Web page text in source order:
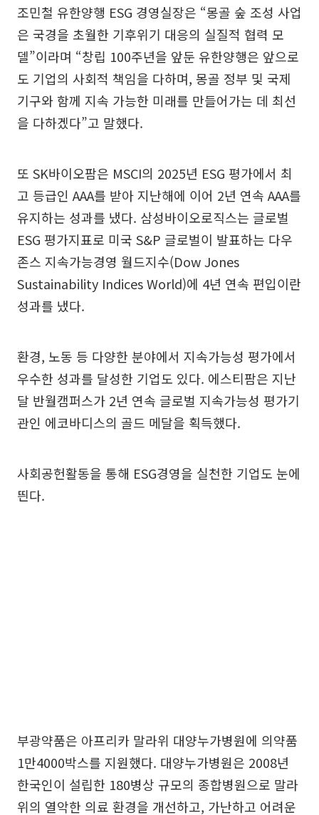
조민철 유한양행 ESG 경영실장은 “몽골 숲 조성 사업
은 국경을 초월한 기후위기 대응의 실질적 협력 모
델”이라며 “창립 100주년을 앞둔 유한양행은 앞으로
도 기업의 사회적 책임을 다하며, 몽골 정부 및 국제
기구와 함께 지속 가능한 미래를 만들어가는 데 최선
을 다하겠다”고 말했다.
또 SK바이오팜은 MSCI의 2025년 ESG 평가에서 최
고 등급인 AAA를 받아 지난해에 이어 2년 연속 AAA를
유지하는 성과를 냈다. 삼성바이오로직스는 글로벌
ESG 평가지표로 미국 S&P 글로벌이 발표하는 다우
존스 지속가능경영 월드지수(Dow Jones
Sustainability Indices World)에 4년 연속 편입이란
성과를 냈다.
환경, 노동 등 다양한 분야에서 지속가능성 평가에서
우수한 성과를 달성한 기업도 있다. 에스티팜은 지난
달 반월캠퍼스가 2년 연속 글로벌 지속가능성 평가기
관인 에코바디스의 골드 메달을 획득했다.
사회공헌활동을 통해 ESG경영을 실천한 기업도 눈에
띈다.
부광약품은 아프리카 말라위 대양누가병원에 의약품
1만4000박스를 지원했다. 대양누가병원은 2008년
한국인이 설립한 180병상 규모의 종합병원으로 말라
위의 열악한 의료 환경을 개선하고, 가난하고 어려운